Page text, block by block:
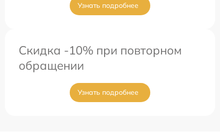
Узнать подробнее
Скидка -10% при повторном
обращении
Узнать подробнее